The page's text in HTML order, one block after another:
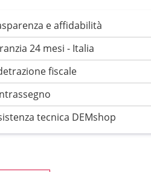
e affidabilità
24 mesi - Italia
fiscale
tecnica DEMshop